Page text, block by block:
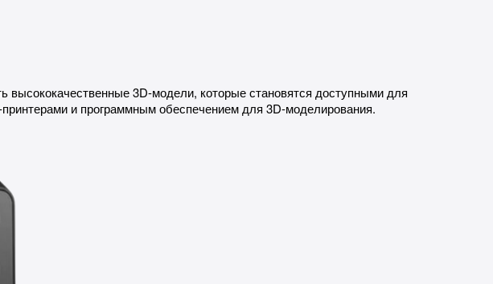
высококачественные 3D-модели, которые становятся доступными для
и программным обеспечением для 3D-моделирования.